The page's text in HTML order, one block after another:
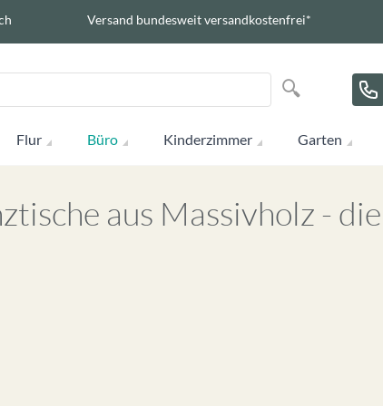
Versand bundesweit versandkostenfrei*
Suche
Suche
Flur Büro Kinderzimmer Garten
aus Massivholz -